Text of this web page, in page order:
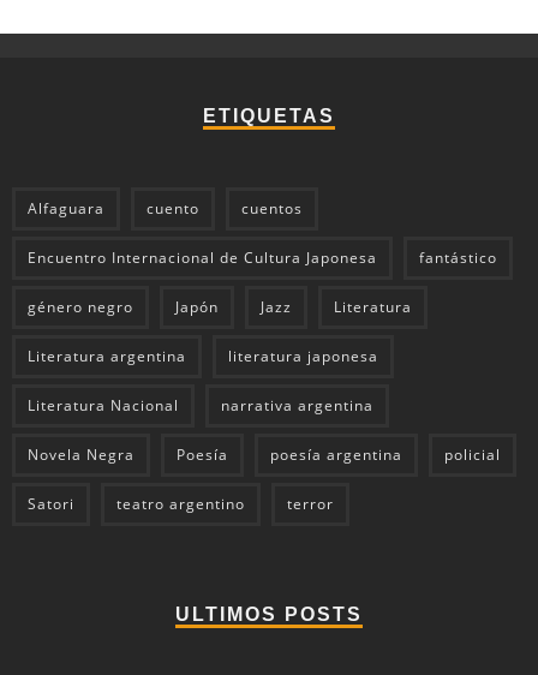
ETIQUETAS
Alfaguara cuento cuentos
Encuentro Internacional de Cultura Japonesa fantástico
género negro Japón Jazz Literatura
Literatura argentina literatura japonesa
Literatura Nacional narrativa argentina
Novela Negra Poesía poesía argentina policial
Satori teatro argentino terror
ULTIMOS POSTS